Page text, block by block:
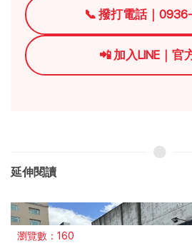
📞 撥打電話｜
📲 加入LINE｜官
延伸閱讀
瀏覽數：160